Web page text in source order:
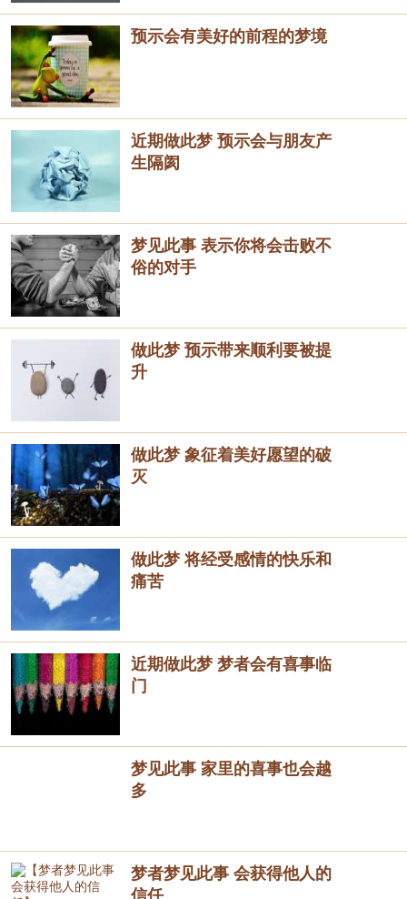
预示会有美好的前程的梦境
近期做此梦 预示会与朋友产
生隔阂
梦见此事 表示你将会击败不
俗的对手
做此梦 预示带来顺利要被提
升
做此梦 象征着美好愿望的破
灭
做此梦 将经受感情的快乐和
痛苦
近期做此梦 梦者会有喜事临
门
梦见此事 家里的喜事也会越
多
梦者梦见此事 会获得他人的
信任